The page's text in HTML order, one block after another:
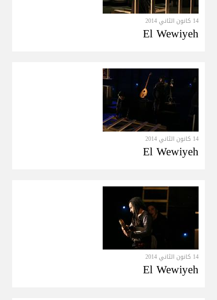
14 كانون الثاني 2014
El Wewiyeh
14 كانون الثاني 2014
El Wewiyeh
14 كانون الثاني 2014
El Wewiyeh